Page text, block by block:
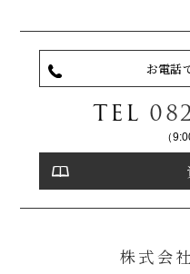
お電話
TEL
（
株式会